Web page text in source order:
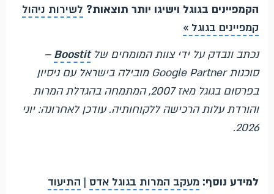
הקמפיינים בגוגל וישיגו יותר תוצאות? לשירות ניהול
קמפיינים בגוגל »
נכתב ונבדק על ידי צוות המומחים שלBoostit
–
סוכנות Google Partner מובילה בישראל עם ניסיון
בפרסום בגוגל מאז 2007, המתמחה בהגדלת המרות
והורדת עלות הרכישה ללקוחותיה. עודכן לאחרונה: יוני
2026.
למידע נוסף: מעקב המרות בגוגל אדס | התיעוד